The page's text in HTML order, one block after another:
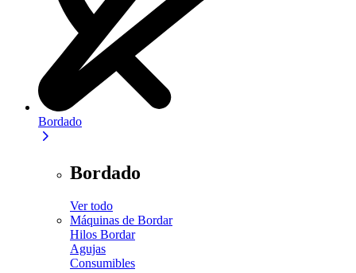
Bordado
Bordado
Ver todo
Máquinas de Bordar
Hilos Bordar
Agujas
Consumibles